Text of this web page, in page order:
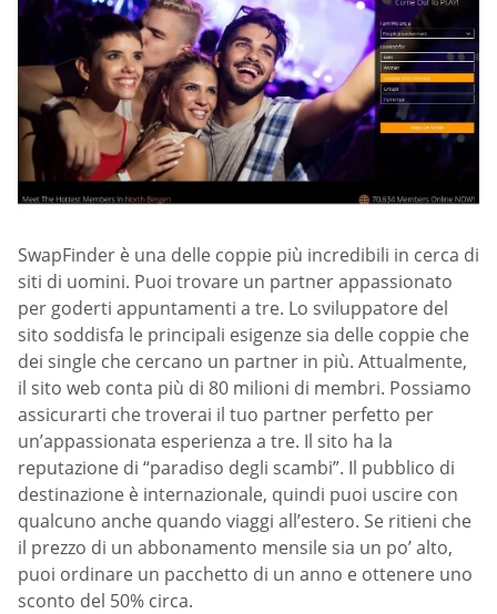
SwapFinder è una delle coppie più incredibili in cerca di
siti di uomini. Puoi trovare un partner appassionato
per goderti appuntamenti a tre. Lo sviluppatore del
sito soddisfa le principali esigenze sia delle coppie che
dei single che cercano un partner in più. Attualmente,
il sito web conta più di 80 milioni di membri. Possiamo
assicurarti che troverai il tuo partner perfetto per
un’appassionata esperienza a tre. Il sito ha la
reputazione di “paradiso degli scambi”. Il pubblico di
destinazione è internazionale, quindi puoi uscire con
qualcuno anche quando viaggi all’estero. Se ritieni che
il prezzo di un abbonamento mensile sia un po’ alto,
puoi ordinare un pacchetto di un anno e ottenere uno
sconto del 50% circa.